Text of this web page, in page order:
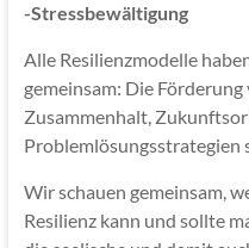
-Stressbewältigung
Alle Resilienzmodelle
gemeinsam: Die
Zusammenhalt,
Problemlösungsstrategien
Wir schauen gemeinsam,
Resilienz kann und sollte